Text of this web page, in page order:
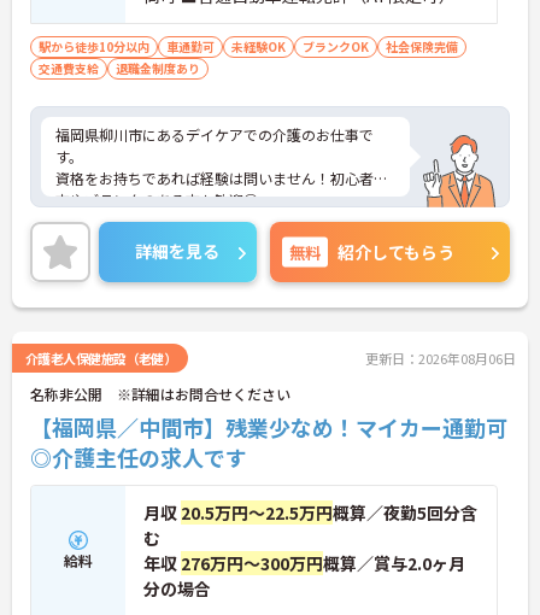
須 ■経験不問
駅から徒歩10分以内 車通勤可 未経験OK ブランクOK
社会保険完備
交通費支給
退職金制度あり
福岡県柳川市にあるデイケアでの介護のお仕事で
す。
資格をお持ちであれば経験は問いません！初心者の
方やブランクのある方も歓迎◎
育児休業や看護休暇の取得実績がありますので、ラ
イフステージに応じて長くお仕事を続けていくこと
ができます☆
駐車場が完備されていて、マイカー通勤が可能なた
め、通勤に便利です。
さい。更に詳細などお伝えします。
詳細を見る 無料 紹介してもらう
介護老人保健施設（老健） 更新日：2026年08月06日
名称非公開 ※詳細はお問合せください
【福岡県／中間市】残業少なめ！マイカー通勤可
◎介護主任の求人です
給料
月収 20.5万円～22.5万円概算／夜勤5回分含
む
年収 276万円～300万円概算／賞与2.0ヶ月
分の場合